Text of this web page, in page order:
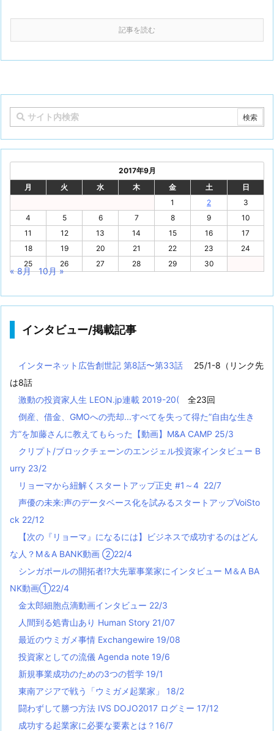
記事を読む
2017年9月
月
火 水 木 金 土
日
1
2
3
4
5 6 7 8 9
10
11
12 13 14 15 16
17
18
19 20 21 22 23
24
25
26 27 28 29 30
« 8月 10月 »
インタビュー/掲載記事
インターネット広告創世記 第8話〜第33話
25/1-8（リンク先
は8話
激動の投資家人生 LEON.jp連載 2019-20(
全23回
倒産、借金、GMOへの売却...すべてを失って得た”自由な生き
方”を加藤さんに教えてもらった【動画】M&A CAMP 25/3
クリプト/ブロックチェーンのエンジェル投資家インタビュー B
urry 23/2
リョーマから紐解くスタートアップ正史 #1～4 22/7
声優の未来:声のデータベース化を試みるスタートアップVoiSto
ck 22/12
【次の『リョーマ』になるには】ビジネスで成功するのはどん
な人？M＆A BANK動画 ②22/4
シンガポールの開拓者!?大先輩事業家にインタビュー M＆A BA
NK動画①22/4
金太郎細胞点滴動画インタビュー 22/3
人間到る処青山あり Human Story 21/07
最近のウミガメ事情 Exchangewire 19/08
投資家としての流儀 Agenda note 19/6
新規事業成功のための3つの哲学 19/1
東南アジアで戦う「ウミガメ起業家」 18/2
闘わずして勝つ方法 IVS DOJO2017 ログミー 17/12
成功する起業家に必要な要素とは？16/7